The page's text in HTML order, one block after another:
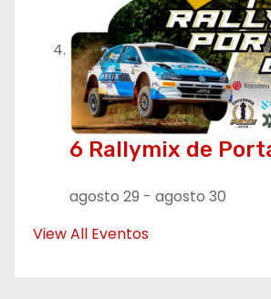
6 Rallymix de
agosto 29 - agosto 30
View All Eventos